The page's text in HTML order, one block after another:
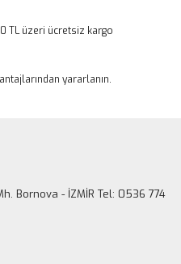
olmalı.
TL üzeri ücretsiz kargo
yararlanın.
Bornova - İZMİR Tel: 0536 774